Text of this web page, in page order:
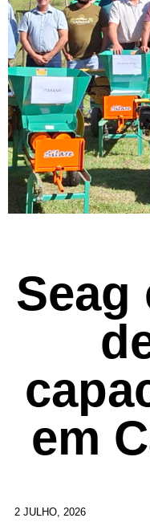
Seag
em
2 JULHO, 2026